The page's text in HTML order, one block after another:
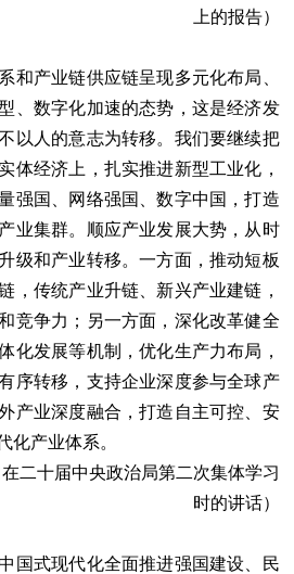
上的报告）
产业链供应链呈现多元化布局、
、数字化加速的态势，这是经济发
以人的意志为转移。我们要继续把
体经济上，扎实推进新型工业化，
强国、网络强国、数字中国，打造
业集群。顺应产业发展大势，从时
级和产业转移。一方面，推动短板
，传统产业升链、新兴产业建链，
竞争力；另一方面，深化改革健全
化发展等机制，优化生产力布局，
序转移，支持企业深度参与全球产
产业深度融合，打造自主可控、安
化产业体系。
二十届中央政治局第二次集体学习
时的讲话）
式现代化全面推进强国建设、民